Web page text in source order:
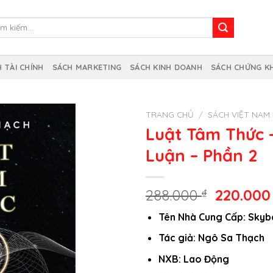
TÀI CHÍNH SÁCH MARKETING SÁCH KINH DOANH SÁCH CHỨNG
TRANG CHỦ / SÁCH VIỆT NAM
Luật Tâm Thức
Luận – Phần 2
288.000₫
Giá
gốc
là:
288.000
Tên Nhà Cung Cấp:
Tác giả: Ngô Sa Thạch
NXB: Lao Động